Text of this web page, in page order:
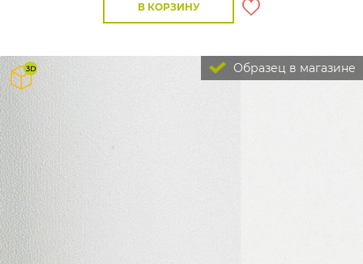
В КОРЗИНУ
Образец в магазине